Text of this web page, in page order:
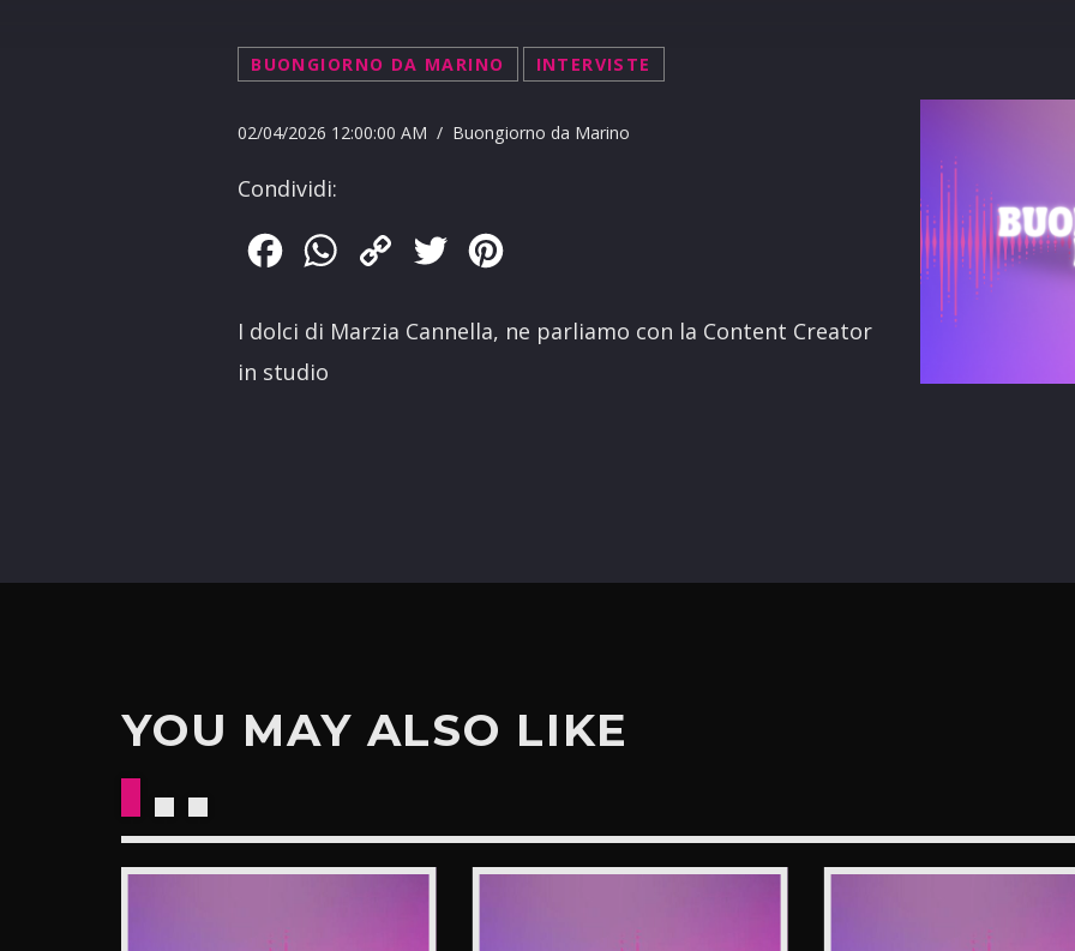
BUONGIORNO DA MARINO INTERVISTE
02/04/2026 12:00:00 AM / Buongiorno da Marino
Condividi:
FacebookWhatsApp
Copy
Twitter
I dolci di Marzia Cannella, ne parliamo con la Content Creator
in studio
YOU MAY ALSO LIKE